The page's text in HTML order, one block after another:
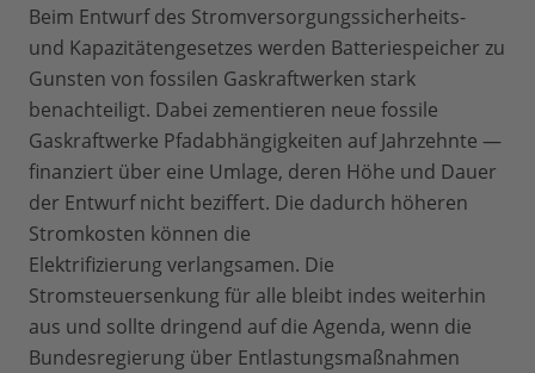
Beim Entwurf des Stromversorgungssicherheits-
und Kapazitätengesetzes werden Batteriespeicher zu
Gunsten von fossilen Gaskraftwerken stark
benachteiligt. Dabei zementieren neue fossile
Gaskraftwerke Pfadabhängigkeiten auf Jahrzehnte —
finanziert über eine Umlage, deren Höhe und Dauer
der Entwurf nicht beziffert. Die dadurch höheren
Stromkosten können die
Elektrifizierung verlangsamen. Die
Stromsteuersenkung für alle bleibt indes weiterhin
aus und sollte dringend auf die Agenda, wenn die
Bundesregierung über Entlastungsmaßnahmen